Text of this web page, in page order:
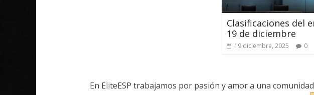
Clasificaciones del
19 de diciembre
19 diciembre, 2025 0
En EliteESP trabajamos por pasión y amor a una